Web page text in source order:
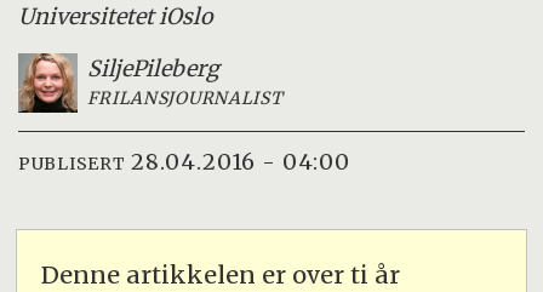
Universitetet iOslo
SiljePileberg
FRILANSJOURNALIST
PUBLISERT 28.04.2016 - 04:00
Denne artikkelen er over ti år